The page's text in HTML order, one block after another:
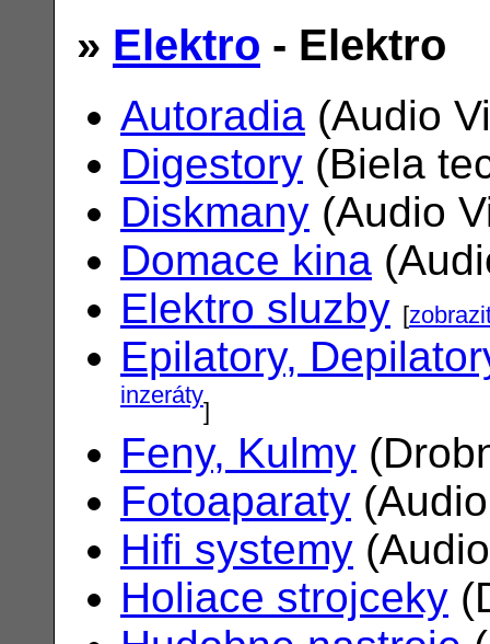
» Elektro - Elektro
Autoradia (Audio
Digestory (Biela
Diskmany (Audio
Domace kina
Elektro sluzby [
Epilatory,
inzeráty]
Feny, Kulmy
Fotoaparaty
Hifi systemy
Holiace strojceky